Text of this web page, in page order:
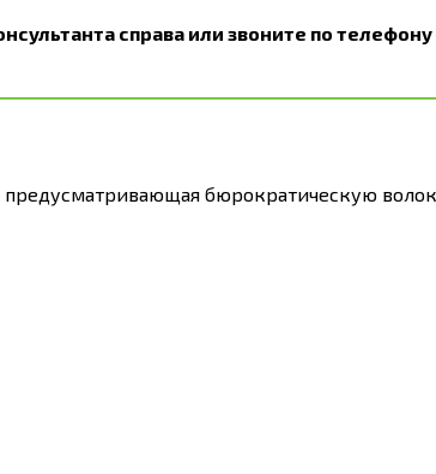
справа или звоните по телефону
предусматривающая бюрократическую